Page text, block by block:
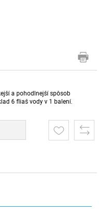
a pohodlnejší spôsob
6 fliaš vody v 1 balení.